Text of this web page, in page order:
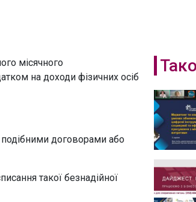
місячного
на доходи фізичних осіб
договорами або
такої безнадійної